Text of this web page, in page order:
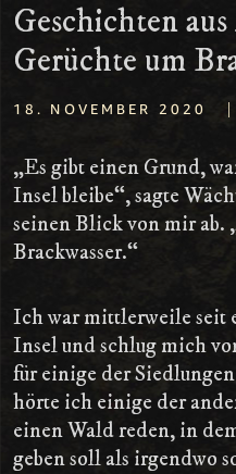
Geschichten
Gerüchte um
18. NOVEMBER 2020 |
„Es gibt einen Grund,
Insel bleibe“, sagte
seinen Blick von mir ab.
Brackwasser.“
Ich war mittlerweile seit
Insel und schlug mich
für einige der
hörte ich einige der
einen Wald reden, in
geben soll als irgendwo